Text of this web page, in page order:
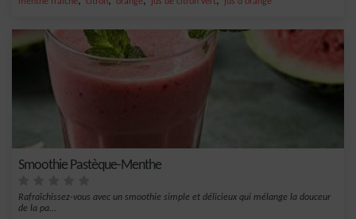
Smoothie Pastèque-Menthe
Rafraîchissez-vous avec un smoothie simple et délicieux qui mélange la douceur
de la pa...